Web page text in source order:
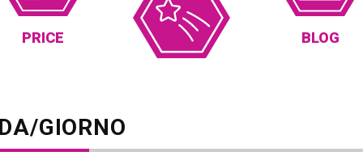
PRICE BLOG
GIORNO